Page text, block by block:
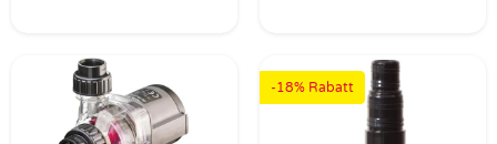
-18% Rabatt